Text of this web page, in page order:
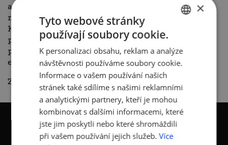
a někdy i o silných příbězích. Pamatujete si ještě
na příběh loňské vítězkyKláry Bílé
? O tom, že je
Klára opravdu silnou a inspirativní ženou, není
pochyb. Jak se má nyní - rok po soutěži, jaké má
plány a co vzkazuje dalším potenciálním
eŽenám?
Zhlédnout video s Klárou můžeteZDE
ENGLISH
×
Tyto webové stránky
používají soubory cookie.
K personalizaci obsahu, reklam a analýze
návštěvnosti používáme soubory cookie.
Informace o vašem používání našich
stránek také sdílíme s našimi reklamními
a analytickými partnery, kteří je mohou
kombinovat s dalšími informacemi, které
jste jim poskytli nebo které shromáždili
při vašem používání jejich služeb. Více